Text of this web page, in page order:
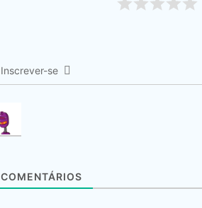
Inscrever-se
COMENTÁRIOS